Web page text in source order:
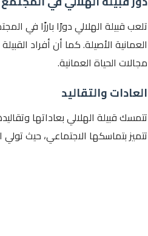
تلعب قبيلة الهلالي دورًا بارزًا في
العمانية الأصيلة. كما أن أفراد
مجالات الحياة العمانية.
العادات والتقاليد
تتمسك قبيلة الهلالي بعاداتها
تتميز بتماسكها الاجتماعي، حيث تولي